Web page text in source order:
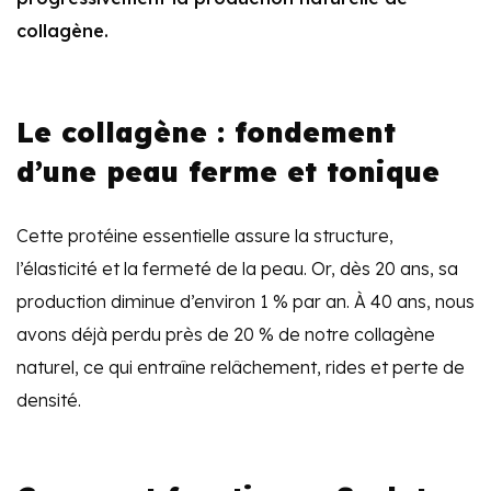
collagène.
Le collagène : fondement
d’une peau ferme et tonique
Cette protéine essentielle assure la structure,
l’élasticité et la fermeté de la peau. Or, dès 20 ans, sa
production diminue d’environ 1 % par an. À 40 ans, nous
avons déjà perdu près de 20 % de notre collagène
naturel, ce qui entraîne relâchement, rides et perte de
densité.